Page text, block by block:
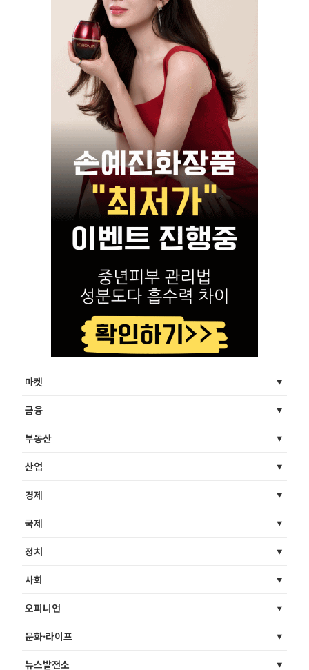
마켓
금융
부동산
산업
경제
국제
정치
사회
오피니언
문화·라이프
뉴스발전소